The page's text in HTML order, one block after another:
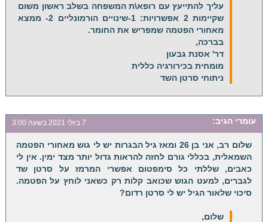
עליך להתייעץ עם רופא\ת המשפחה בשלב ראשון משום
שקיימות 2 אפשרויות: 1-שינויים הורמונליים 2- ממצא
מאחורי הפטמה שמפריש את החומר.
בברכה,
דר' אסנת גבעון
מומחית בכירורגיה כללית
ניתוחי סרטן השד
עומרי הגיב: 7 ביולי 2021 בשעה 3:00
שלום רב, אני בן 26 ומאז גיל הבגרות יש לי גוש מאחורי הפטמה
השמאלית, בכללי גורם לחזה להראות גדול יותר מצד ימין. אין לי
כאבים, שללתי כל סימפטום אפשרי המרמז על סרטן שד
לגברים, למעט הגוש שכואב קלות רק כשאני לוחץ על הפטמה.
סיכוי שלאור הגיל יש לי סרטן רדום?
שלום,